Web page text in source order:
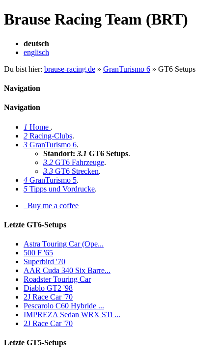
Brause Racing Team (BRT)
deutsch
englisch
Du bist hier: brause-racing.de » GranTurismo 6 » GT6 Setups
Navigation
Navigation
1 Home .
2 Racing-Clubs.
3 GranTurismo 6.
Standort: 3.1 GT6 Setups.
3.2 GT6 Fahrzeuge.
3.3 GT6 Strecken.
4 GranTurismo 5.
5 Tipps und Vordrucke.
Buy me a coffee
Letzte GT6-Setups
Astra Touring Car (Ope...
500 F '65
Superbird '70
AAR Cuda 340 Six Barre...
Roadster Touring Car
Diablo GT2 '98
2J Race Car '70
Pescarolo C60 Hybride ...
IMPREZA Sedan WRX STi ...
2J Race Car '70
Letzte GT5-Setups